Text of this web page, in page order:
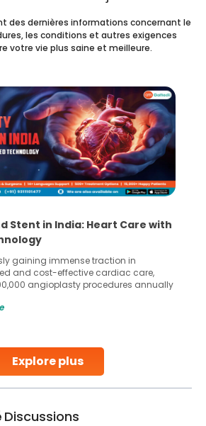
Explore plus
des dernières informations concernant le
les conditions et autres exigences
votre vie plus saine et meilleure.
Stent in India: Heart Care with
gaining immense traction in
and cost-effective cardiac care,
angioplasty procedures annually
for treatments like angioplasty and
published
Discussions